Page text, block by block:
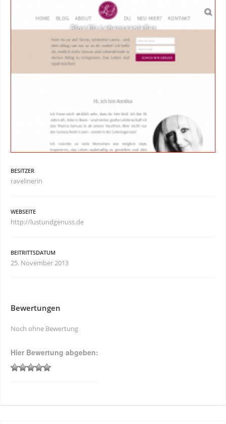
BESITZER
ravelinerin
WEBSEITE
http://lustundgenuss.de
BEITRITTSDATUM
25. November 2013
Bewertungen
Noch ohne Bewertung
Hier Bewertung abgeben: